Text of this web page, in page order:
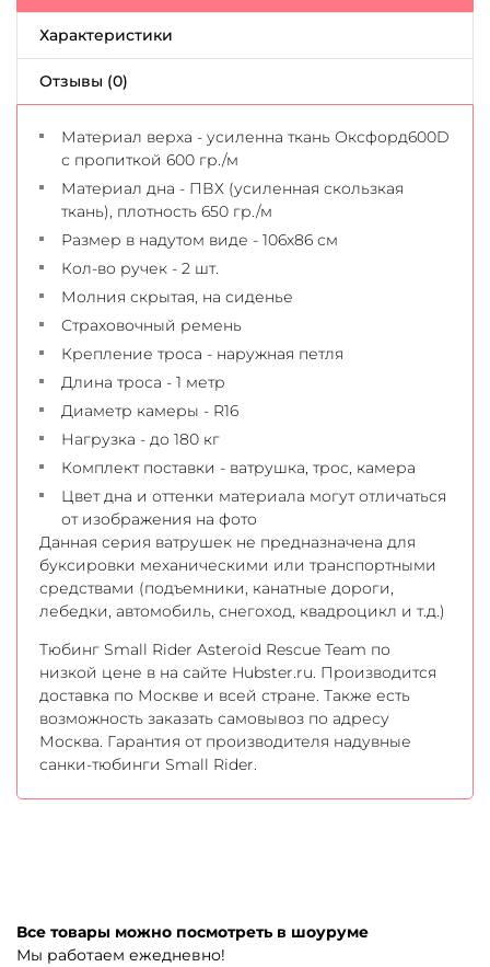
Характеристики
Отзывы (0)
Материал верха - усиленна ткань Оксфорд600D
с пропиткой 600 гр./м
Материал дна - ПВХ (усиленная скользкая
ткань), плотность 650 гр./м
Размер в надутом виде - 106х86 см
Кол-во ручек - 2 шт.
Молния скрытая, на сиденье
Страховочный ремень
Крепление троса - наружная петля
Длина троса - 1 метр
Диаметр камеры - R16
Нагрузка - до 180 кг
Комплект поставки - ватрушка, трос, камера
Цвет дна и оттенки материала могут отличаться
от изображения на фото
Данная серия ватрушек не предназначена для
буксировки механическими или транспортными
средствами (подъемники, канатные дороги,
лебедки, автомобиль, снегоход, квадроцикл и т.д.)
Тюбинг Small Rider Asteroid Rescue Team по
низкой цене в на сайте Hubster.ru. Производится
доставка по Москве и всей стране. Также есть
возможность заказать самовывоз по адресу
Москва. Гарантия от производителя надувные
санки-тюбинги Small Rider.
Все товары можно посмотреть в шоуруме
Мы работаем ежедневно!